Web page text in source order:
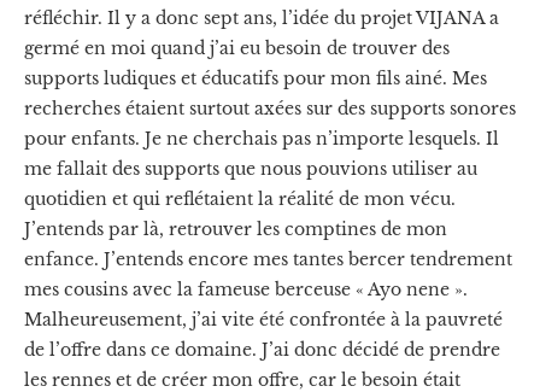
réfléchir. Il y a donc sept ans, l’idée du projet VIJANA a
germé en moi quand j’ai eu besoin de trouver des
supports ludiques et éducatifs pour mon fils ainé. Mes
recherches étaient surtout axées sur des supports sonores
pour enfants. Je ne cherchais pas n’importe lesquels. Il
me fallait des supports que nous pouvions utiliser au
quotidien et qui reflétaient la réalité de mon vécu.
J’entends par là, retrouver les comptines de mon
enfance. J’entends encore mes tantes bercer tendrement
mes cousins avec la fameuse berceuse « Ayo nene ».
Malheureusement, j’ai vite été confrontée à la pauvreté
de l’offre dans ce domaine. J’ai donc décidé de prendre
les rennes et de créer mon offre, car le besoin était